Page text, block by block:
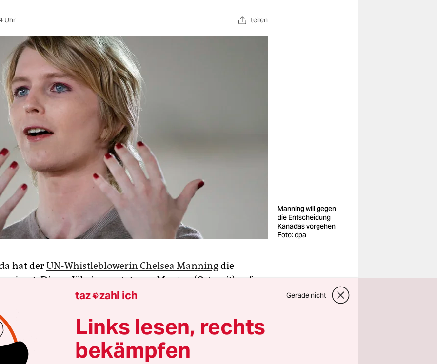
Uhr teilen
Manning will gegen
die Entscheidung
Kanadas vorgehen
Foto: dpa
hat derUN-Whistleblowerin Chelsea Manningdie
Die 29-Jährige postete am Montag (Ortszeit) auf
Foto des Dokuments der kanadischen Migrationsbehörde,
Ablehnung damit begründet wird, dass Mannings
dem kanadischen Gesetz mit Landesverrat
sind. Manning kündigte an, gegen die Entscheidung
wollen.
taz zahl ich Gerade nicht
Links lesen, rechts
bekämpfen